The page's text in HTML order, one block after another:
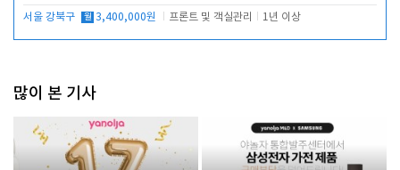
서울 강북구 월 3,400,000원 프론트 및 객실관리 1년 이상
많이 본 기사